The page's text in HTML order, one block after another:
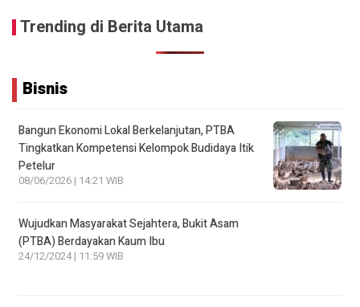
Trending di Berita Utama
Bisnis
Bangun Ekonomi Lokal Berkelanjutan, PTBA
Tingkatkan Kompetensi Kelompok Budidaya Itik
Petelur
08/06/2026 | 14:21 WIB
Wujudkan Masyarakat Sejahtera, Bukit Asam
(PTBA) Berdayakan Kaum Ibu
24/12/2024 | 11:59 WIB